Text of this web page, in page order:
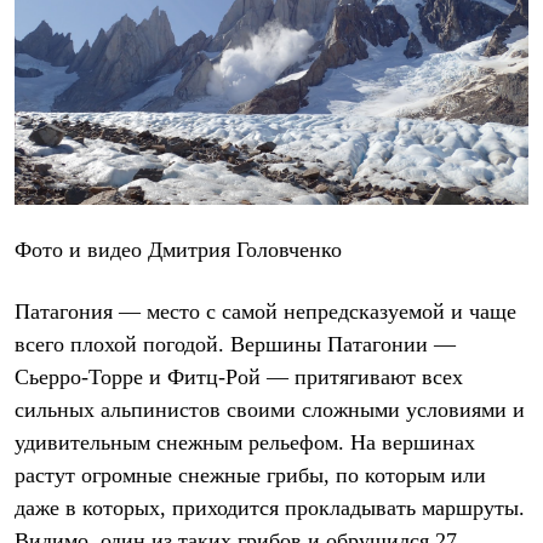
Софтшелл одежда
Куртки
Флисовая одежда
Куртки
Брюки
Жилеты
Комбинезоны
Термобелье
Палатки и тенты
Тенты
Рюкзаки
Экспедиционные
Альпинистские
Городские
Спальные мешки
Пуховые
Комбинированные
Фото и видео Дмитрия Головченко
Патагония — место с самой непредсказуемой и чаще
всего плохой погодой. Вершины Патагонии —
Сьерро-Торре и Фитц-Рой — притягивают всех
сильных альпинистов своими сложными условиями и
удивительным снежным рельефом. На вершинах
растут огромные снежные грибы, по которым или
даже в которых, приходится прокладывать маршруты.